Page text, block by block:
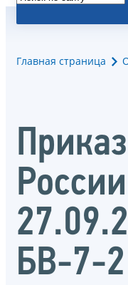
Главная страница
БВ-7-